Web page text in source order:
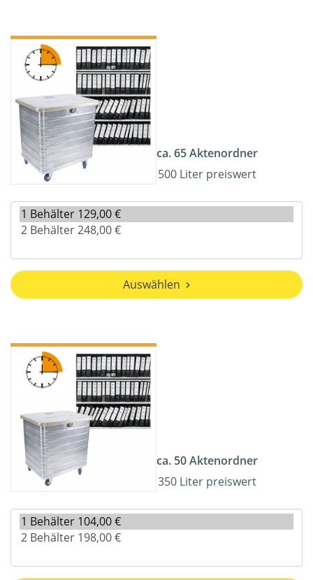
ca. 65 Aktenordner
500 Liter preiswert
Auswählen
ca. 50 Aktenordner
350 Liter preiswert